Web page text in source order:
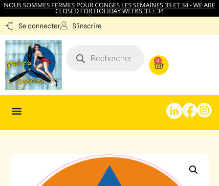
NOUS SOMMES FERMES POUR CONGES LES SEMAINES 33 ET 34 - WE ARE
CLOSED FOR HOLIDAY WEEKS 33 + 34
Se connecter S'inscrire
0